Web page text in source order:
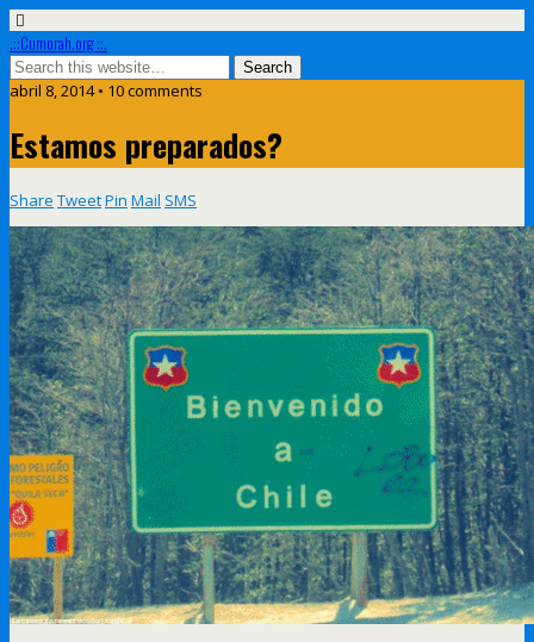
.::Cumorah.org ::.
abril 8, 2014 • 10 comments
Estamos preparados?
Share TweetPin Mail SMS